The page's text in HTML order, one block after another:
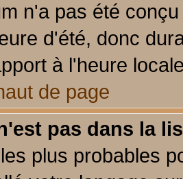
n'a pas été
d'été, donc
à l'heure
de page
pas dans la
plus probables